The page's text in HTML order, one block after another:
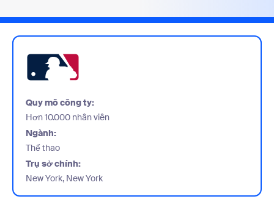
of
minutes,
seconds
Quy mô công ty:
Hơn 10.000 nhân viên
Ngành:
Thể thao
Trụ sở chính:
New York, New York